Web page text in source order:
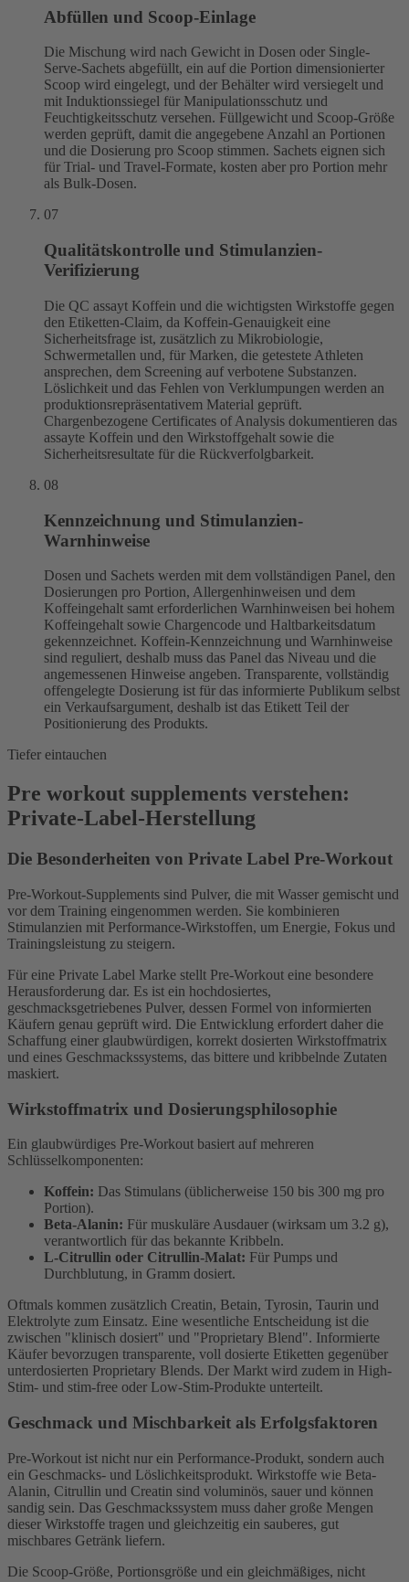
Abfüllen und Scoop-Einlage
Die Mischung wird nach Gewicht in Dosen oder Single-
Serve-Sachets abgefüllt, ein auf die Portion dimensionierter
Scoop wird eingelegt, und der Behälter wird versiegelt und
mit Induktionssiegel für Manipulationsschutz und
Feuchtigkeitsschutz versehen. Füllgewicht und Scoop-Größe
werden geprüft, damit die angegebene Anzahl an Portionen
und die Dosierung pro Scoop stimmen. Sachets eignen sich
für Trial- und Travel-Formate, kosten aber pro Portion mehr
als Bulk-Dosen.
07
Qualitätskontrolle und Stimulanzien-
Verifizierung
Die QC assayt Koffein und die wichtigsten Wirkstoffe gegen
den Etiketten-Claim, da Koffein-Genauigkeit eine
Sicherheitsfrage ist, zusätzlich zu Mikrobiologie,
Schwermetallen und, für Marken, die getestete Athleten
ansprechen, dem Screening auf verbotene Substanzen.
Löslichkeit und das Fehlen von Verklumpungen werden an
produktionsrepräsentativem Material geprüft.
Chargenbezogene Certificates of Analysis dokumentieren das
assayte Koffein und den Wirkstoffgehalt sowie die
Sicherheitsresultate für die Rückverfolgbarkeit.
08
Kennzeichnung und Stimulanzien-
Warnhinweise
Dosen und Sachets werden mit dem vollständigen Panel, den
Dosierungen pro Portion, Allergenhinweisen und dem
Koffeingehalt samt erforderlichen Warnhinweisen bei hohem
Koffeingehalt sowie Chargencode und Haltbarkeitsdatum
gekennzeichnet. Koffein-Kennzeichnung und Warnhinweise
sind reguliert, deshalb muss das Panel das Niveau und die
angemessenen Hinweise angeben. Transparente, vollständig
offengelegte Dosierung ist für das informierte Publikum selbst
ein Verkaufsargument, deshalb ist das Etikett Teil der
Positionierung des Produkts.
Tiefer eintauchen
Pre workout supplements verstehen:
Private-Label-Herstellung
Die Besonderheiten von Private Label Pre-Workout
Pre-Workout-Supplements sind Pulver, die mit Wasser gemischt und
vor dem Training eingenommen werden. Sie kombinieren
Stimulanzien mit Performance-Wirkstoffen, um Energie, Fokus und
Trainingsleistung zu steigern.
Für eine Private Label Marke stellt Pre-Workout eine besondere
Herausforderung dar. Es ist ein hochdosiertes,
geschmacksgetriebenes Pulver, dessen Formel von informierten
Käufern genau geprüft wird. Die Entwicklung erfordert daher die
Schaffung einer glaubwürdigen, korrekt dosierten Wirkstoffmatrix
und eines Geschmackssystems, das bittere und kribbelnde Zutaten
maskiert.
Wirkstoffmatrix und Dosierungsphilosophie
Ein glaubwürdiges Pre-Workout basiert auf mehreren
Schlüsselkomponenten:
Koffein: Das Stimulans (üblicherweise 150 bis 300 mg pro
Portion).
Beta-Alanin: Für muskuläre Ausdauer (wirksam um 3.2 g),
verantwortlich für das bekannte Kribbeln.
L-Citrullin oder Citrullin-Malat: Für Pumps und
Durchblutung, in Gramm dosiert.
Oftmals kommen zusätzlich Creatin, Betain, Tyrosin, Taurin und
Elektrolyte zum Einsatz. Eine wesentliche Entscheidung ist die
zwischen "klinisch dosiert" und "Proprietary Blend". Informierte
Käufer bevorzugen transparente, voll dosierte Etiketten gegenüber
unterdosierten Proprietary Blends. Der Markt wird zudem in High-
Stim- und stim-free oder Low-Stim-Produkte unterteilt.
Geschmack und Mischbarkeit als Erfolgsfaktoren
Pre-Workout ist nicht nur ein Performance-Produkt, sondern auch
ein Geschmacks- und Löslichkeitsprodukt. Wirkstoffe wie Beta-
Alanin, Citrullin und Creatin sind voluminös, sauer und können
sandig sein. Das Geschmackssystem muss daher große Mengen
dieser Wirkstoffe tragen und gleichzeitig ein sauberes, gut
mischbares Getränk liefern.
Die Scoop-Größe, Portionsgröße und ein gleichmäßiges, nicht